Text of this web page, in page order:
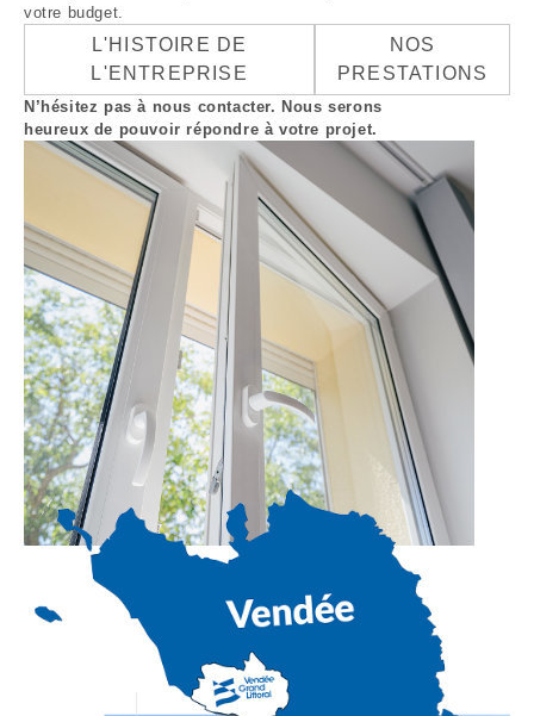
votre budget.
L'HISTOIRE DE
L'ENTREPRISE
NOS
PRESTATIONS
N’hésitez pas à nous contacter. Nous serons
heureux de pouvoir répondre à votre projet.